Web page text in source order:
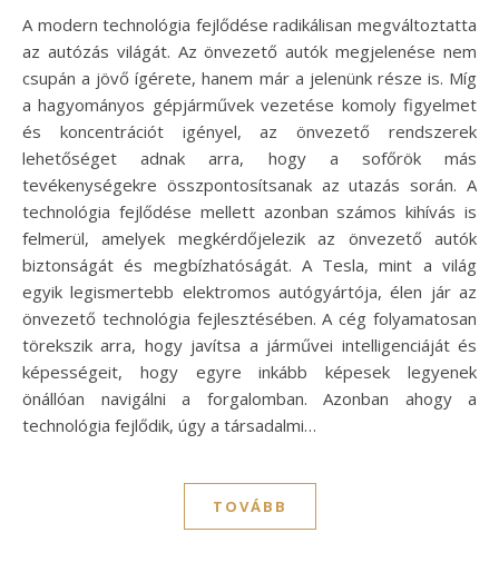
A modern technológia fejlődése radikálisan megváltoztatta
az autózás világát. Az önvezető autók megjelenése nem
csupán a jövő ígérete, hanem már a jelenünk része is. Míg
a hagyományos gépjárművek vezetése komoly figyelmet
és koncentrációt igényel, az önvezető rendszerek
lehetőséget adnak arra, hogy a sofőrök más
tevékenységekre összpontosítsanak az utazás során. A
technológia fejlődése mellett azonban számos kihívás is
felmerül, amelyek megkérdőjelezik az önvezető autók
biztonságát és megbízhatóságát. A Tesla, mint a világ
egyik legismertebb elektromos autógyártója, élen jár az
önvezető technológia fejlesztésében. A cég folyamatosan
törekszik arra, hogy javítsa a járművei intelligenciáját és
képességeit, hogy egyre inkább képesek legyenek
önállóan navigálni a forgalomban. Azonban ahogy a
technológia fejlődik, úgy a társadalmi…
TOVÁBB